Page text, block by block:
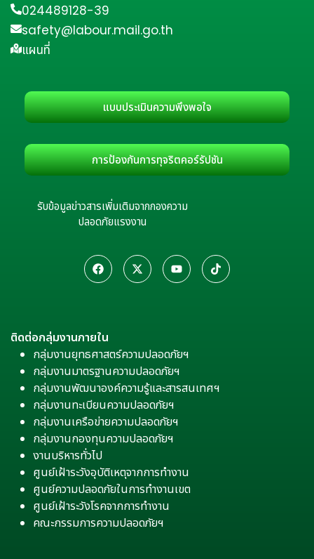
024489128-39
safety@labour.mail.go.th
แผนที่
แบบประเมินความพึงพอใจ
การป้องกันการทุจริตคอร์รัปชัน
รับข้อมูลข่าวสารเพิ่มเติมจากกองความ
ปลอดภัยแรงงาน
ติดต่อกลุ่มงานภายใน
กลุ่มงานยุทธศาสตร์ความปลอดภัยฯ
กลุ่มงานมาตรฐานความปลอดภัยฯ
กลุ่มงานพัฒนาองค์ความรู้และสารสนเทศฯ
กลุ่มงานทะเบียนความปลอดภัยฯ
กลุ่มงานเครือข่ายความปลอดภัยฯ
กลุ่มงานกองทุนความปลอดภัยฯ
งานบริหารทั่วไป
ศูนย์เฝ้าระวังอุบัติเหตุจากการทำงาน
ศูนย์ความปลอดภัยในการทำงานเขต
ศูนย์เฝ้าระวังโรคจากการทำงาน
คณะกรรมการความปลอดภัยฯ